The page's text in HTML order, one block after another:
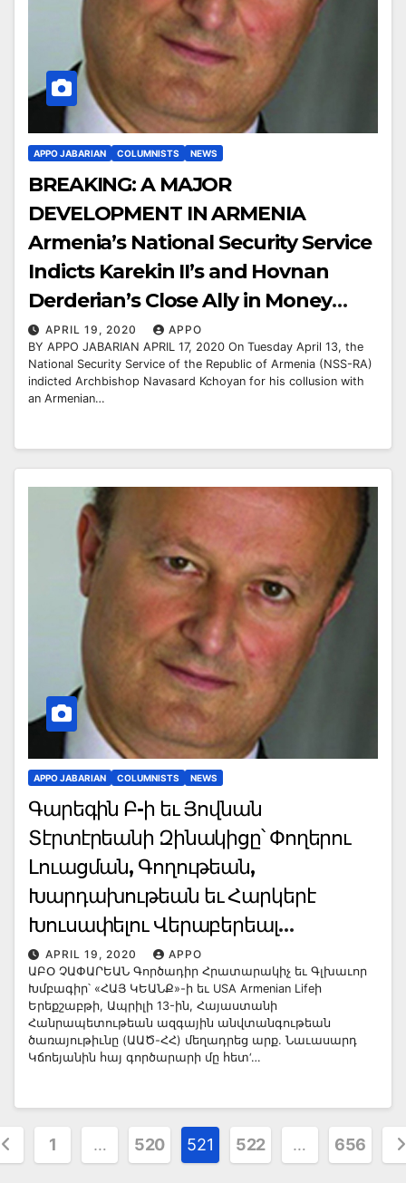
APPO JABARIAN COLUMNISTS NEWS
BREAKING: A MAJOR
DEVELOPMENT IN ARMENIA
Armenia’s National Security Service
Indicts Karekin II’s and Hovnan
Derderian’s Close Ally in Money
Laundry, Theft, Fraud, and Tax
Evasion
APRIL 19, 2020
APPO
BY APPO JABARIAN APRIL 17, 2020 On Tuesday April 13, the
National Security Service of the Republic of Armenia (NSS-RA)
indicted Archbishop Navasard Kchoyan for his collusion with
an Armenian…
APPO JABARIAN COLUMNISTS NEWS
Գարեգին Բ-ի եւ Յովնան
Տէրտէրեանի Զինակիցը՝ Փողերու
Լուացման, Գողութեան,
Խարդախութեան եւ Հարկերէ
Խուսափելու Վերաբերեալ
Հայաստանի Ազգային
Անվտանգութեան Ծառայութեան
Կողմէ Քրէական Հարցաքննութեան
Թիրախ
APRIL 19, 2020
APPO
ԱԲՕ ՉԱՓԱՐԵԱՆ Գործադիր Հրատարակիչ եւ Գլխաւոր
Խմբագիր՝ «ՀԱՅ ԿԵԱՆՔ»-ի եւ USA Armenian Lifeի
Երեքշաբթի, Ապրիլի 13-ին, Հայաստանի
Հանրապետութեան ազգային անվտանգութեան
ծառայութիւնը (ԱԱԾ-ՀՀ) մեղադրեց արք. Նաւասարդ
Կճոեյանին հայ գործարարի մը հետ‘…
1 … 520 521 522 … 656